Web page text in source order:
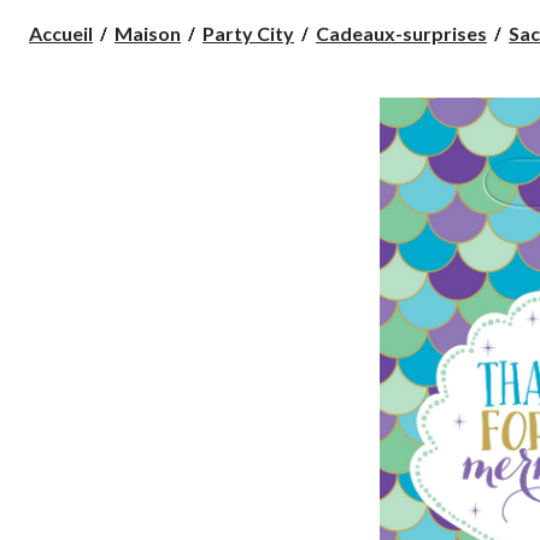
Accueil Maison Party City Cadeaux-surprises